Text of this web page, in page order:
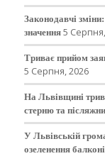
Законодавчі
значення5
Триває прийом
5 Серпня, 2026
На Львівщині
стерню та
У Львівській
озеленення